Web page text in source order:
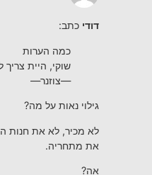
דודי כתב:
כמה הערות
שוקי, היית צריך
—צוזנר—
גילוי נאות על מה?
לא מכיר, לא את חנות
את מתחריה.
אה?